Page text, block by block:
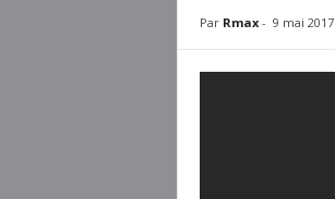
Par Rmax- 9 mai 2017